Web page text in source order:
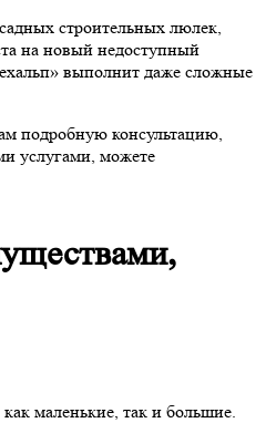
строительных люлек,
на новый недоступный
выполнит даже сложные
подробную консультацию,
услугами, можете
маленькие, так и большие.